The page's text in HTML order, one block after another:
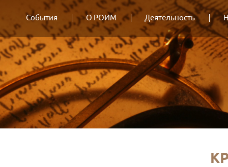
События О РОИМ Деятельность